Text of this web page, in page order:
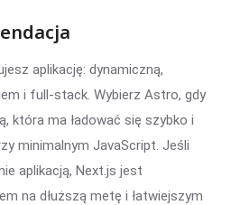
aplikację: dynamiczną,
i full-stack. Wybierz Astro, gdy
która ma ładować się szybko i
minimalnym JavaScript. Jeśli
aplikacją, Next.js jest
na dłuższą metę i łatwiejszym